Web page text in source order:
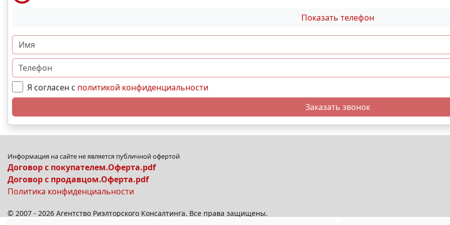
Показать телефон
Я согласен с политикой конфиденциальности
Заказать звонок
Информация на сайте не является публичной офертой
Договор с покупателем.Оферта.pdf
Договор с продавцом.Оферта.pdf
Политика конфиденциальности
© 2007 - 2026 Агентство Риэлторского Консалтинга. Все права защищены.